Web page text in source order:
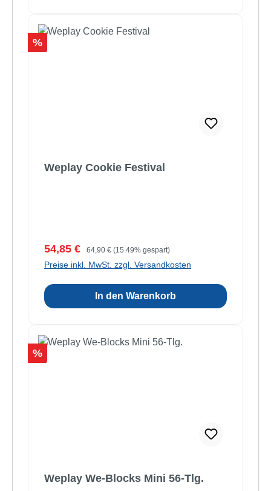
Rabatt
%
Weplay Cookie Festival
Verkaufspreis:
54,85 € Regulärer Preis:
64,90 € (15.49% gespart)
Preise inkl. MwSt. zzgl. Versandkosten
In den Warenkorb
Rabatt
%
Weplay We-Blocks Mini 56-Tlg.